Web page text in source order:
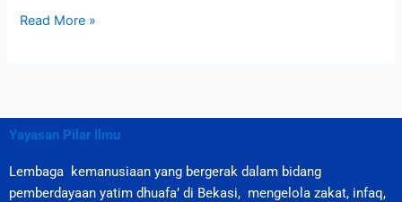
Read More »
Yayasan Pilar Ilmu
Lembaga kemanusiaan yang bergerak dalam bidang
pemberdayaan yatim dhuafa’ di Bekasi, mengelola zakat, infaq,